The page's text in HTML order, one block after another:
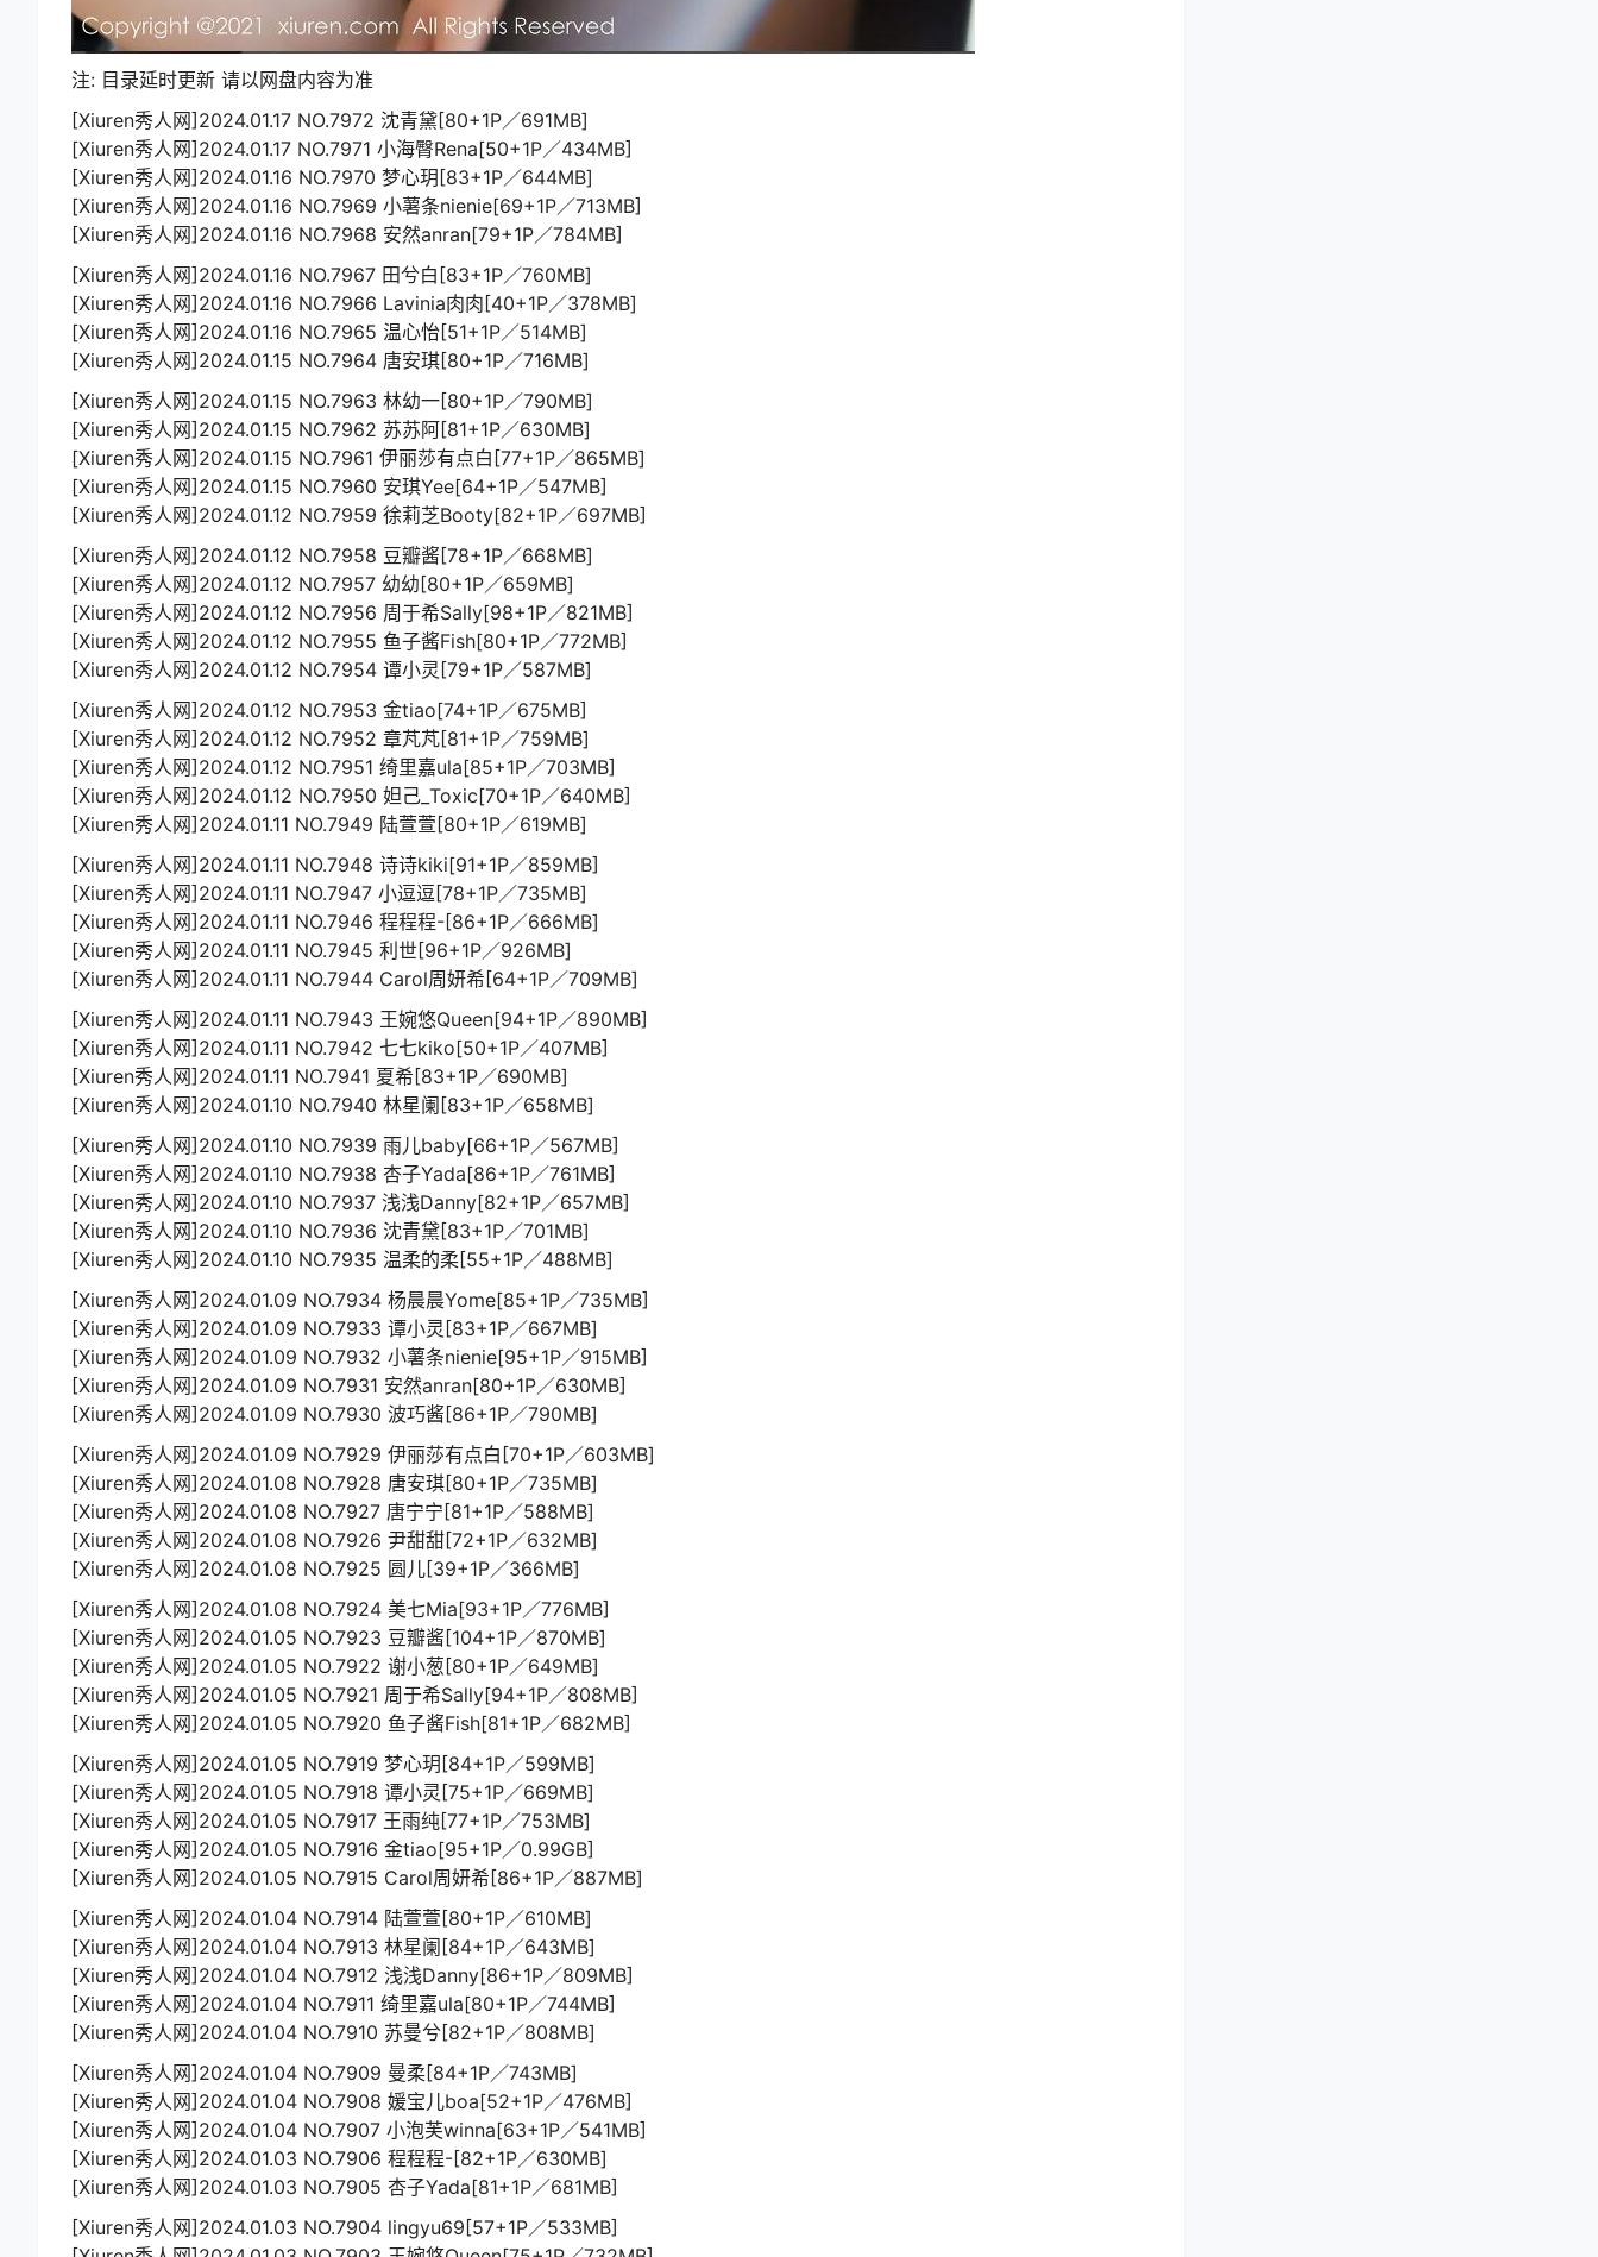
注: 目录延时更新 请以网盘内容为准
[Xiuren秀人网]2024.01.17 NO.7972 沈青黛[80+1P／691MB]
[Xiuren秀人网]2024.01.17 NO.7971 小海臀Rena[50+1P／434MB]
[Xiuren秀人网]2024.01.16 NO.7970 梦心玥[83+1P／644MB]
[Xiuren秀人网]2024.01.16 NO.7969 小薯条nienie[69+1P／713MB]
[Xiuren秀人网]2024.01.16 NO.7968 安然anran[79+1P／784MB]
[Xiuren秀人网]2024.01.16 NO.7967 田兮白[83+1P／760MB]
[Xiuren秀人网]2024.01.16 NO.7966 Lavinia肉肉[40+1P／378MB]
[Xiuren秀人网]2024.01.16 NO.7965 温心怡[51+1P／514MB]
[Xiuren秀人网]2024.01.15 NO.7964 唐安琪[80+1P／716MB]
[Xiuren秀人网]2024.01.15 NO.7963 林幼一[80+1P／790MB]
[Xiuren秀人网]2024.01.15 NO.7962 苏苏阿[81+1P／630MB]
[Xiuren秀人网]2024.01.15 NO.7961 伊丽莎有点白[77+1P／865MB]
[Xiuren秀人网]2024.01.15 NO.7960 安琪Yee[64+1P／547MB]
[Xiuren秀人网]2024.01.12 NO.7959 徐莉芝Booty[82+1P／697MB]
[Xiuren秀人网]2024.01.12 NO.7958 豆瓣酱[78+1P／668MB]
[Xiuren秀人网]2024.01.12 NO.7957 幼幼[80+1P／659MB]
[Xiuren秀人网]2024.01.12 NO.7956 周于希Sally[98+1P／821MB]
[Xiuren秀人网]2024.01.12 NO.7955 鱼子酱Fish[80+1P／772MB]
[Xiuren秀人网]2024.01.12 NO.7954 谭小灵[79+1P／587MB]
[Xiuren秀人网]2024.01.12 NO.7953 金tiao[74+1P／675MB]
[Xiuren秀人网]2024.01.12 NO.7952 章芃芃[81+1P／759MB]
[Xiuren秀人网]2024.01.12 NO.7951 绮里嘉ula[85+1P／703MB]
[Xiuren秀人网]2024.01.12 NO.7950 妲己_Toxic[70+1P／640MB]
[Xiuren秀人网]2024.01.11 NO.7949 陆萱萱[80+1P／619MB]
[Xiuren秀人网]2024.01.11 NO.7948 诗诗kiki[91+1P／859MB]
[Xiuren秀人网]2024.01.11 NO.7947 小逗逗[78+1P／735MB]
[Xiuren秀人网]2024.01.11 NO.7946 程程程-[86+1P／666MB]
[Xiuren秀人网]2024.01.11 NO.7945 利世[96+1P／926MB]
[Xiuren秀人网]2024.01.11 NO.7944 Carol周妍希[64+1P／709MB]
[Xiuren秀人网]2024.01.11 NO.7943 王婉悠Queen[94+1P／890MB]
[Xiuren秀人网]2024.01.11 NO.7942 七七kiko[50+1P／407MB]
[Xiuren秀人网]2024.01.11 NO.7941 夏希[83+1P／690MB]
[Xiuren秀人网]2024.01.10 NO.7940 林星阑[83+1P／658MB]
[Xiuren秀人网]2024.01.10 NO.7939 雨儿baby[66+1P／567MB]
[Xiuren秀人网]2024.01.10 NO.7938 杏子Yada[86+1P／761MB]
[Xiuren秀人网]2024.01.10 NO.7937 浅浅Danny[82+1P／657MB]
[Xiuren秀人网]2024.01.10 NO.7936 沈青黛[83+1P／701MB]
[Xiuren秀人网]2024.01.10 NO.7935 温柔的柔[55+1P／488MB]
[Xiuren秀人网]2024.01.09 NO.7934 杨晨晨Yome[85+1P／735MB]
[Xiuren秀人网]2024.01.09 NO.7933 谭小灵[83+1P／667MB]
[Xiuren秀人网]2024.01.09 NO.7932 小薯条nienie[95+1P／915MB]
[Xiuren秀人网]2024.01.09 NO.7931 安然anran[80+1P／630MB]
[Xiuren秀人网]2024.01.09 NO.7930 波巧酱[86+1P／790MB]
[Xiuren秀人网]2024.01.09 NO.7929 伊丽莎有点白[70+1P／603MB]
[Xiuren秀人网]2024.01.08 NO.7928 唐安琪[80+1P／735MB]
[Xiuren秀人网]2024.01.08 NO.7927 唐宁宁[81+1P／588MB]
[Xiuren秀人网]2024.01.08 NO.7926 尹甜甜[72+1P／632MB]
[Xiuren秀人网]2024.01.08 NO.7925 圆儿[39+1P／366MB]
[Xiuren秀人网]2024.01.08 NO.7924 美七Mia[93+1P／776MB]
[Xiuren秀人网]2024.01.05 NO.7923 豆瓣酱[104+1P／870MB]
[Xiuren秀人网]2024.01.05 NO.7922 谢小葱[80+1P／649MB]
[Xiuren秀人网]2024.01.05 NO.7921 周于希Sally[94+1P／808MB]
[Xiuren秀人网]2024.01.05 NO.7920 鱼子酱Fish[81+1P／682MB]
[Xiuren秀人网]2024.01.05 NO.7919 梦心玥[84+1P／599MB]
[Xiuren秀人网]2024.01.05 NO.7918 谭小灵[75+1P／669MB]
[Xiuren秀人网]2024.01.05 NO.7917 王雨纯[77+1P／753MB]
[Xiuren秀人网]2024.01.05 NO.7916 金tiao[95+1P／0.99GB]
[Xiuren秀人网]2024.01.05 NO.7915 Carol周妍希[86+1P／887MB]
[Xiuren秀人网]2024.01.04 NO.7914 陆萱萱[80+1P／610MB]
[Xiuren秀人网]2024.01.04 NO.7913 林星阑[84+1P／643MB]
[Xiuren秀人网]2024.01.04 NO.7912 浅浅Danny[86+1P／809MB]
[Xiuren秀人网]2024.01.04 NO.7911 绮里嘉ula[80+1P／744MB]
[Xiuren秀人网]2024.01.04 NO.7910 苏曼兮[82+1P／808MB]
[Xiuren秀人网]2024.01.04 NO.7909 曼柔[84+1P／743MB]
[Xiuren秀人网]2024.01.04 NO.7908 媛宝儿boa[52+1P／476MB]
[Xiuren秀人网]2024.01.04 NO.7907 小泡芙winna[63+1P／541MB]
[Xiuren秀人网]2024.01.03 NO.7906 程程程-[82+1P／630MB]
[Xiuren秀人网]2024.01.03 NO.7905 杏子Yada[81+1P／681MB]
[Xiuren秀人网]2024.01.03 NO.7904 lingyu69[57+1P／533MB]